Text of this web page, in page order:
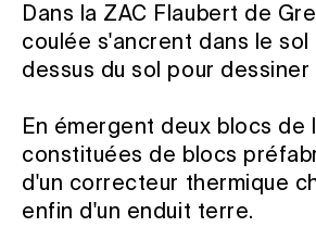
Dans la ZAC Flaubert de
coulée s'ancrent dans le
dessus du sol pour dessiner
En émergent deux blocs
constituées de blocs
d'un correcteur thermique
enfin d'un enduit terre.